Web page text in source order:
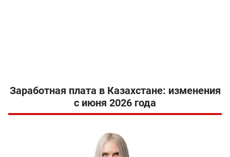
Заработная плата в Казахстане: изменения
с июня 2026 года